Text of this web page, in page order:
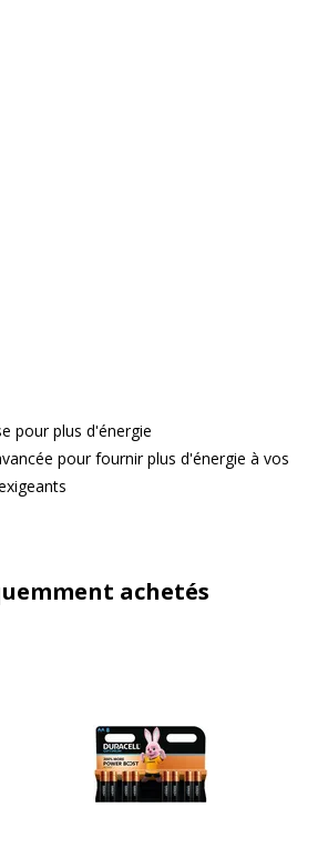
pour plus d'énergie
pour fournir plus d'énergie à vos
achetés